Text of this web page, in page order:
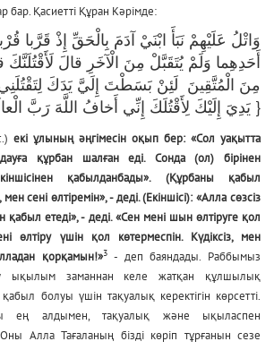
бар. Қасиетті Құран Кәрімде:
أَحَدِهِما وَلَمْ يُتَقَبَّلْ مِنَ الْآخَرِ قالَ لَأَقْتُلَنَّكَ
مِنَ الْمُتَّقِينَ لَئِنْ بَسَطْتَ إِلَيَّ يَدَكَ لِتَقْتُلَنِي
يَدِيَ إِلَيْكَ لِأَقْتُلَكَ إِنِّي أَخافُ اللَّهَ رَبَّ الْعالَمِينَ }
екі ұлының әңгімесін оқып бер: «Сол уақытта
құрбан шалған еді. Сонда (ол) бірінен
қабылданбады». (Құрбаны қабыл
сені өлтіремін», - деді. (Екіншісі): «Алла сөзсіз
қабыл етеді», - деді. «Сен мені шын өлтіруге қол
өлтіру үшін қол көтермеспін. Күдіксіз, мен
қорқамын!»3 - деп баяндады. Раббымыз
ықылым заманнан келе жатқан құлшылық
болуы үшін тақуалық керектігін көрсетті.
ең алдымен, тақуалық және ықыласпен
Оны Алла Тағаланың бізді көріп тұрғанын сезе